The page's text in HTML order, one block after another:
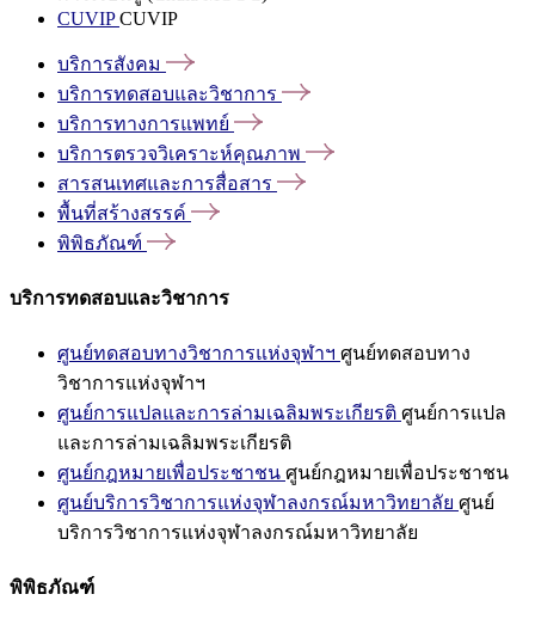
CUVIPCUVIP
บริการสังคม
บริการทดสอบและวิชาการ
บริการทางการแพทย์
บริการตรวจวิเคราะห์คุณภาพ
สารสนเทศและการสื่อสาร
พื้นที่สร้างสรรค์
พิพิธภัณฑ์
บริการทดสอบและวิชาการ
ศูนย์ทดสอบทางวิชาการแห่งจุฬาฯ ศูนย์ทดสอบทาง
วิชาการแห่งจุฬาฯ
ศูนย์การแปลและการล่ามเฉลิมพระเกียรติ ศูนย์การแปล
และการล่ามเฉลิมพระเกียรติ
ศูนย์กฎหมายเพื่อประชาชน ศูนย์กฎหมายเพื่อประชาชน
ศูนย์บริการวิชาการแห่งจุฬาลงกรณ์มหาวิทยาลัย ศูนย์
บริการวิชาการแห่งจุฬาลงกรณ์มหาวิทยาลัย
พิพิธภัณฑ์